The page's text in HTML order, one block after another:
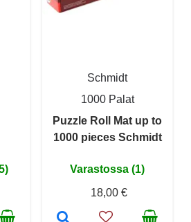
Schmidt
1000 Palat
Puzzle Roll Mat up to
1000 pieces Schmidt
Varastossa (1)
18,00 €